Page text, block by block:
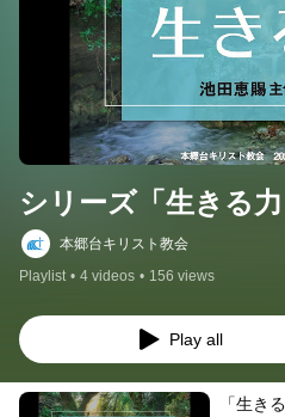
シリーズ「生きる力
本郷台キリスト教会
Playlist • 4 videos • 156 views
Play all
「生き